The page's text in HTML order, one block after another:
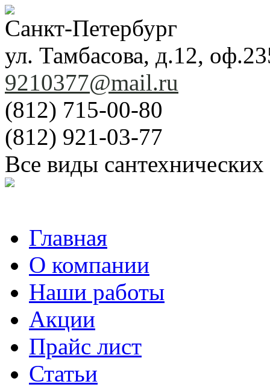
Санкт-Петербург
ул. Тамбасова, д.12,
9210377@mail.ru
(812) 715-00-80
(812) 921-03-77
Все виды
Главная
О компании
Наши работы
Акции
Прайс лист
Статьи